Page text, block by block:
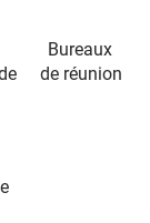
Bureaux
de réunion